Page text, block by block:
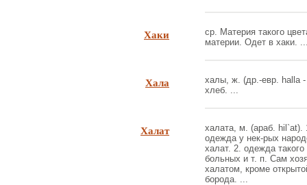
Хаки
ср. Материя такого
материи. Одет в хаки.
Хала
халы, ж. (др.-евр. halla
хлеб. ...
Халат
халата, м. (араб. hil`at).
одежда у нек-рых
халат. 2. одежда
больных и т. п. Сам
халатом, кроме
борода. ...